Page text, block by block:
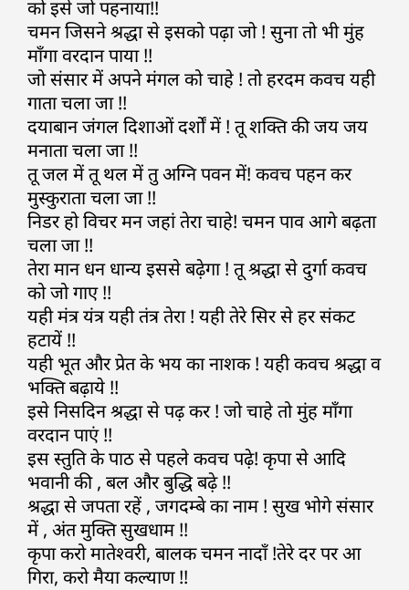
को इसे जो पहनाया!!
चमन जिसने श्रद्धा से इसको पढ़ा जो ! सुना तो भी मुंह
माँगा वरदान पाया !!
जो संसार में अपने मंगल को चाहे ! तो हरदम कवच यही
गाता चला जा !!
दयाबान जंगल दिशाओं दर्शों में ! तू शक्ति की जय जय
मनाता चला जा !!
तू जल में तू थल में तु अग्नि पवन में! कवच पहन कर
मुस्कुराता चला जा !!
निडर हो विचर मन जहां तेरा चाहे! चमन पाव आगे बढ़ता
चला जा !!
तेरा मान धन धान्य इससे बढ़ेगा ! तू श्रद्धा से दुर्गा कवच
को जो गाए !!
यही मंत्र यंत्र यही तंत्र तेरा ! यही तेरे सिर से हर संकट
हटायें !!
यही भूत और प्रेत के भय का नाशक ! यही कवच श्रद्धा व
भक्ति बढ़ाये !!
इसे निसदिन श्रद्धा से पढ़ कर ! जो चाहे तो मुंह माँगा
वरदान पाएं !!
इस स्तुति के पाठ से पहले कवच पढ़े! कृपा से आदि
भवानी की , बल और बुद्धि बढ़े !!
श्रद्धा से जपता रहें , जगदम्बे का नाम ! सुख भोगे संसार
में , अंत मुक्ति सुखधाम !!
कृपा करो मातेश्वरी, बालक चमन नादाँ !तेरे दर पर आ
गिरा, करो मैया कल्याण !!